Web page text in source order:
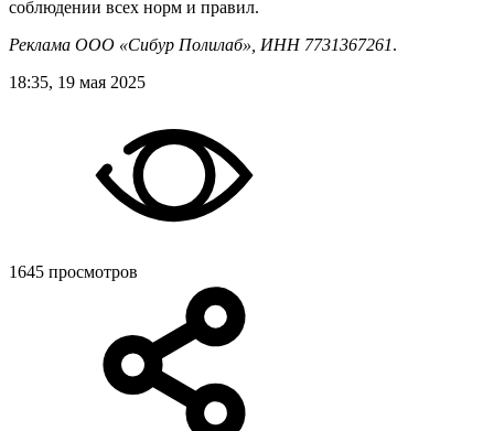
соблюдении всех норм и правил.
Реклама ООО «Сибур Полилаб», ИНН 7731367261.
18:35, 19 мая 2025
1645 просмотров